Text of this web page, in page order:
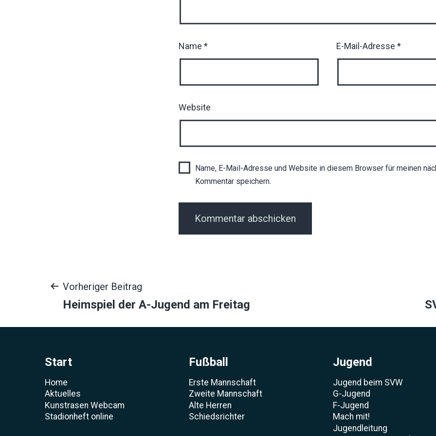
Name * E-Mail-Adresse *
Website
Name, E-Mail-Adresse und Website in diesem Browser für meinen
Kommentar speichern.
Beitragsnavigation
Vorheriger Beitrag
Heimspiel der A-Jugend am Freitag
Start
Home
Aktuelles
Kunstrasen Webcam
Stadionheft online
Fußball
Erste Mannschaft
Zweite Mannschaft
Alte Herren
Schiedsrichter
Jugend
Jugend beim SVW
G-Jugend
F-Jugend
Mach mit!
Jugendleitung